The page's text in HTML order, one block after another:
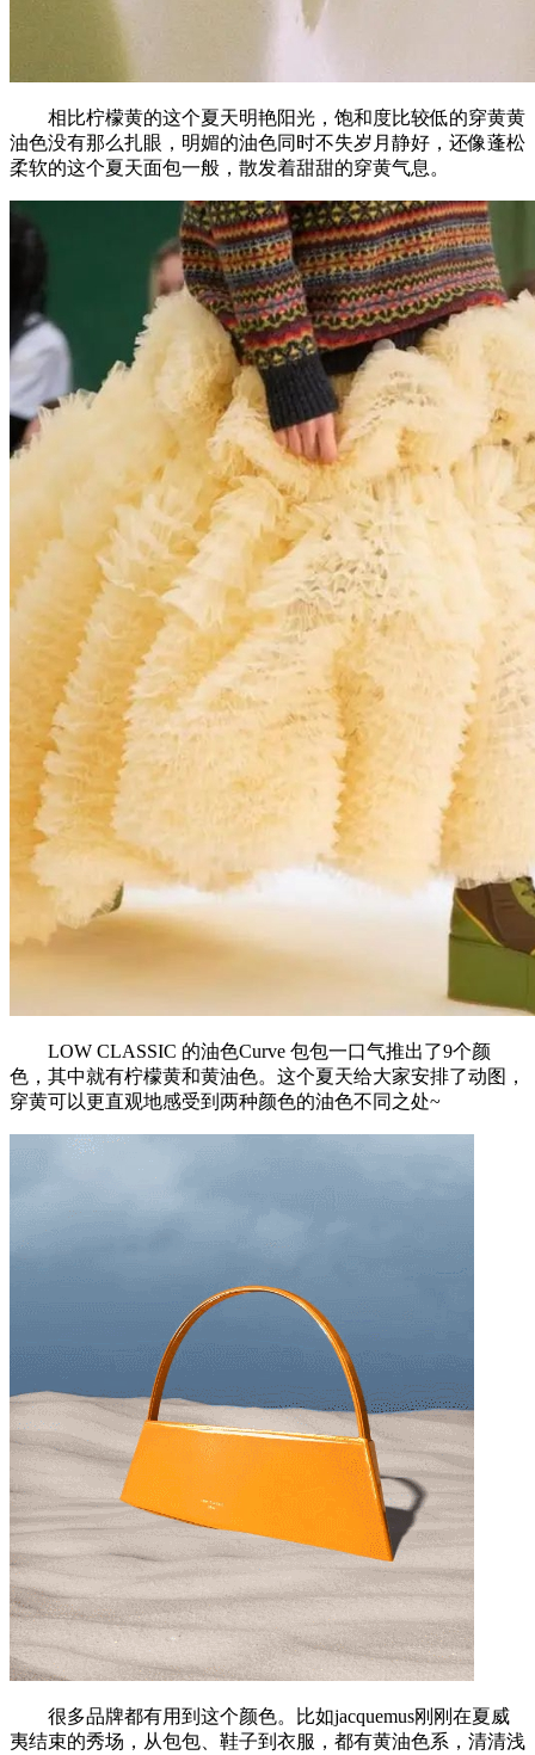
相比柠檬黄的这个夏天明艳阳光，饱和度比较低的穿黄黄
油色没有那么扎眼，明媚的油色同时不失岁月静好，还像蓬松
柔软的这个夏天面包一般，散发着甜甜的穿黄气息。
LOW CLASSIC 的油色Curve 包包一口气推出了9个颜
色，其中就有柠檬黄和黄油色。这个夏天给大家安排了动图，
穿黄可以更直观地感受到两种颜色的油色不同之处~
很多品牌都有用到这个颜色。比如jacquemus刚刚在夏威
夷结束的秀场，从包包、鞋子到衣服，都有黄油色系，清清浅